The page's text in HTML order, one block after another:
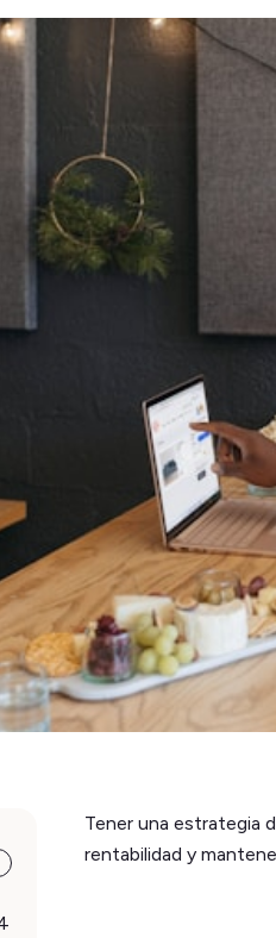
Tener una estrategia
rentabilidad y